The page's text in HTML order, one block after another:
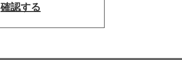
確認する